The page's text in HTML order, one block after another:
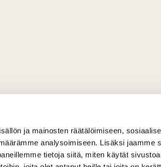
ja mainosten räätälöimiseen,
analysoimiseen. Lisäksi jaamme
tietoja siitä, miten käytät